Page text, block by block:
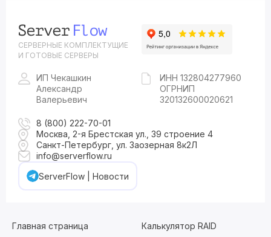
СЕРВЕРНЫЕ КОМПЛЕКТУЩИЕ
И ГОТОВЫЕ СЕРВЕРЫ
ИП Чекашкин
Александр
Валерьевич
ИНН 132804277960
ОГРНИП
320132600020621
8 (800) 222-70-01
Москва, 2-я Брестская ул., 39 строение 4
Санкт-Петербург, ул. Заозерная 8к2Л
info@serverflow.ru
ServerFlow | Новости
Главная страница Калькулятор RAID